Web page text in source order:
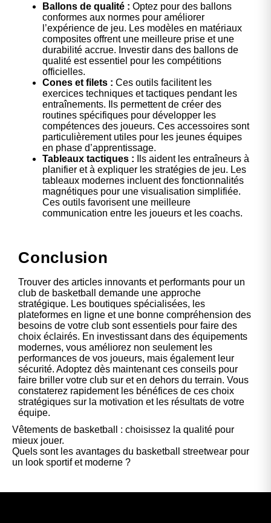
Ballons de qualité : Optez pour des ballons
conformes aux normes pour améliorer
l’expérience de jeu. Les modèles en matériaux
composites offrent une meilleure prise et une
durabilité accrue. Investir dans des ballons de
qualité est essentiel pour les compétitions
officielles.
Cones et filets : Ces outils facilitent les
exercices techniques et tactiques pendant les
entraînements. Ils permettent de créer des
routines spécifiques pour développer les
compétences des joueurs. Ces accessoires sont
particulièrement utiles pour les jeunes équipes
en phase d’apprentissage.
Tableaux tactiques : Ils aident les entraîneurs à
planifier et à expliquer les stratégies de jeu. Les
tableaux modernes incluent des fonctionnalités
magnétiques pour une visualisation simplifiée.
Ces outils favorisent une meilleure
communication entre les joueurs et les coachs.
Conclusion
Trouver des articles innovants et performants pour un
club de basketball demande une approche
stratégique. Les boutiques spécialisées, les
plateformes en ligne et une bonne compréhension des
besoins de votre club sont essentiels pour faire des
choix éclairés. En investissant dans des équipements
modernes, vous améliorez non seulement les
performances de vos joueurs, mais également leur
sécurité. Adoptez dès maintenant ces conseils pour
faire briller votre club sur et en dehors du terrain. Vous
constaterez rapidement les bénéfices de ces choix
stratégiques sur la motivation et les résultats de votre
équipe.
Vêtements de basketball : choisissez la qualité pour
mieux jouer.
Quels sont les avantages du basketball streetwear pour
un look sportif et moderne ?